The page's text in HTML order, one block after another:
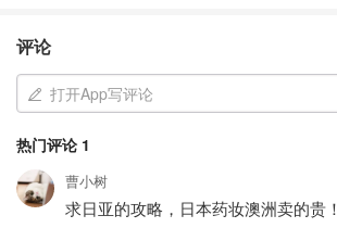
评论
打开App写评论
热门评论 1
曹小树
求日亚的攻略，日本药妆澳洲卖的贵！